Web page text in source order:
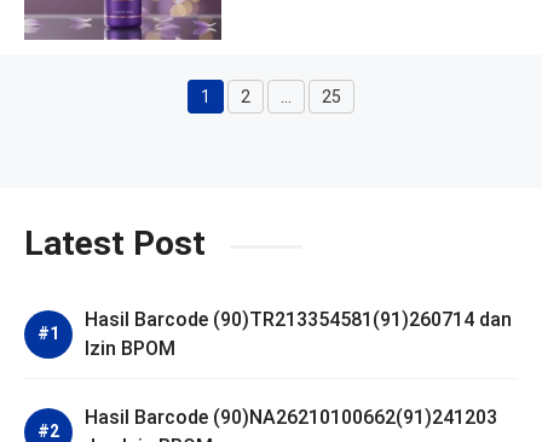
Halaman
1 Halaman
2 Halaman
25
Latest Post
Hasil Barcode (90)TR213354581(91)260714 dan
Izin BPOM
Hasil Barcode (90)NA26210100662(91)241203